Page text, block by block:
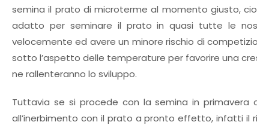
semina il prato di microterme al momento giusto,
adatto per seminare il prato in quasi tutte le
velocemente ed avere un minore rischio di
sotto l’aspetto delle temperature per favorire una
ne rallenteranno lo sviluppo.
Tuttavia se si procede con la semina in
all’inerbimento con il prato a pronto effetto, infatti il